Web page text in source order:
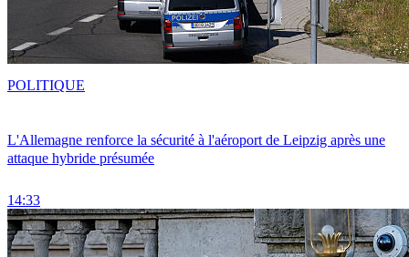
L'Allemagne renforce la sécurité à l'aéroport de Leipzig après une
attaque hybride présumée
14:33
POLITIQUE